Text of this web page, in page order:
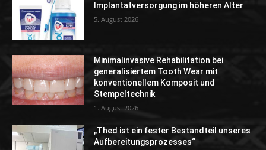
Implantatversorgung im höheren Alter
5. August 2026
Minimalinvasive Rehabilitation bei
generalisiertem Tooth Wear mit
konventionellem Komposit und
Stempeltechnik
1. August 2026
„Thed ist ein fester Bestandteil unseres
Aufbereitungsprozesses“